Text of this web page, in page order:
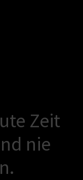
ute Zeit
nd nie
n.